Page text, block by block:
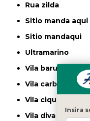
rua zilda
sitio manda aqui
sitio mandaqui
ultramarino
vila baruel
vila carbone
vila ciqueira
vila diva
Insira